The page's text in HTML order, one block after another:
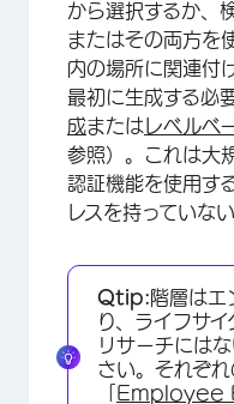
から選択するか、
またはその両方を
内の場所に関連付
最初に生成する必
成または レベルベ
参照）。これは大
認証機能を使用す
レスを持っていな
Qtip:階層はエ
り、ライフサ
リサーチには
さい。それぞれ
Employee